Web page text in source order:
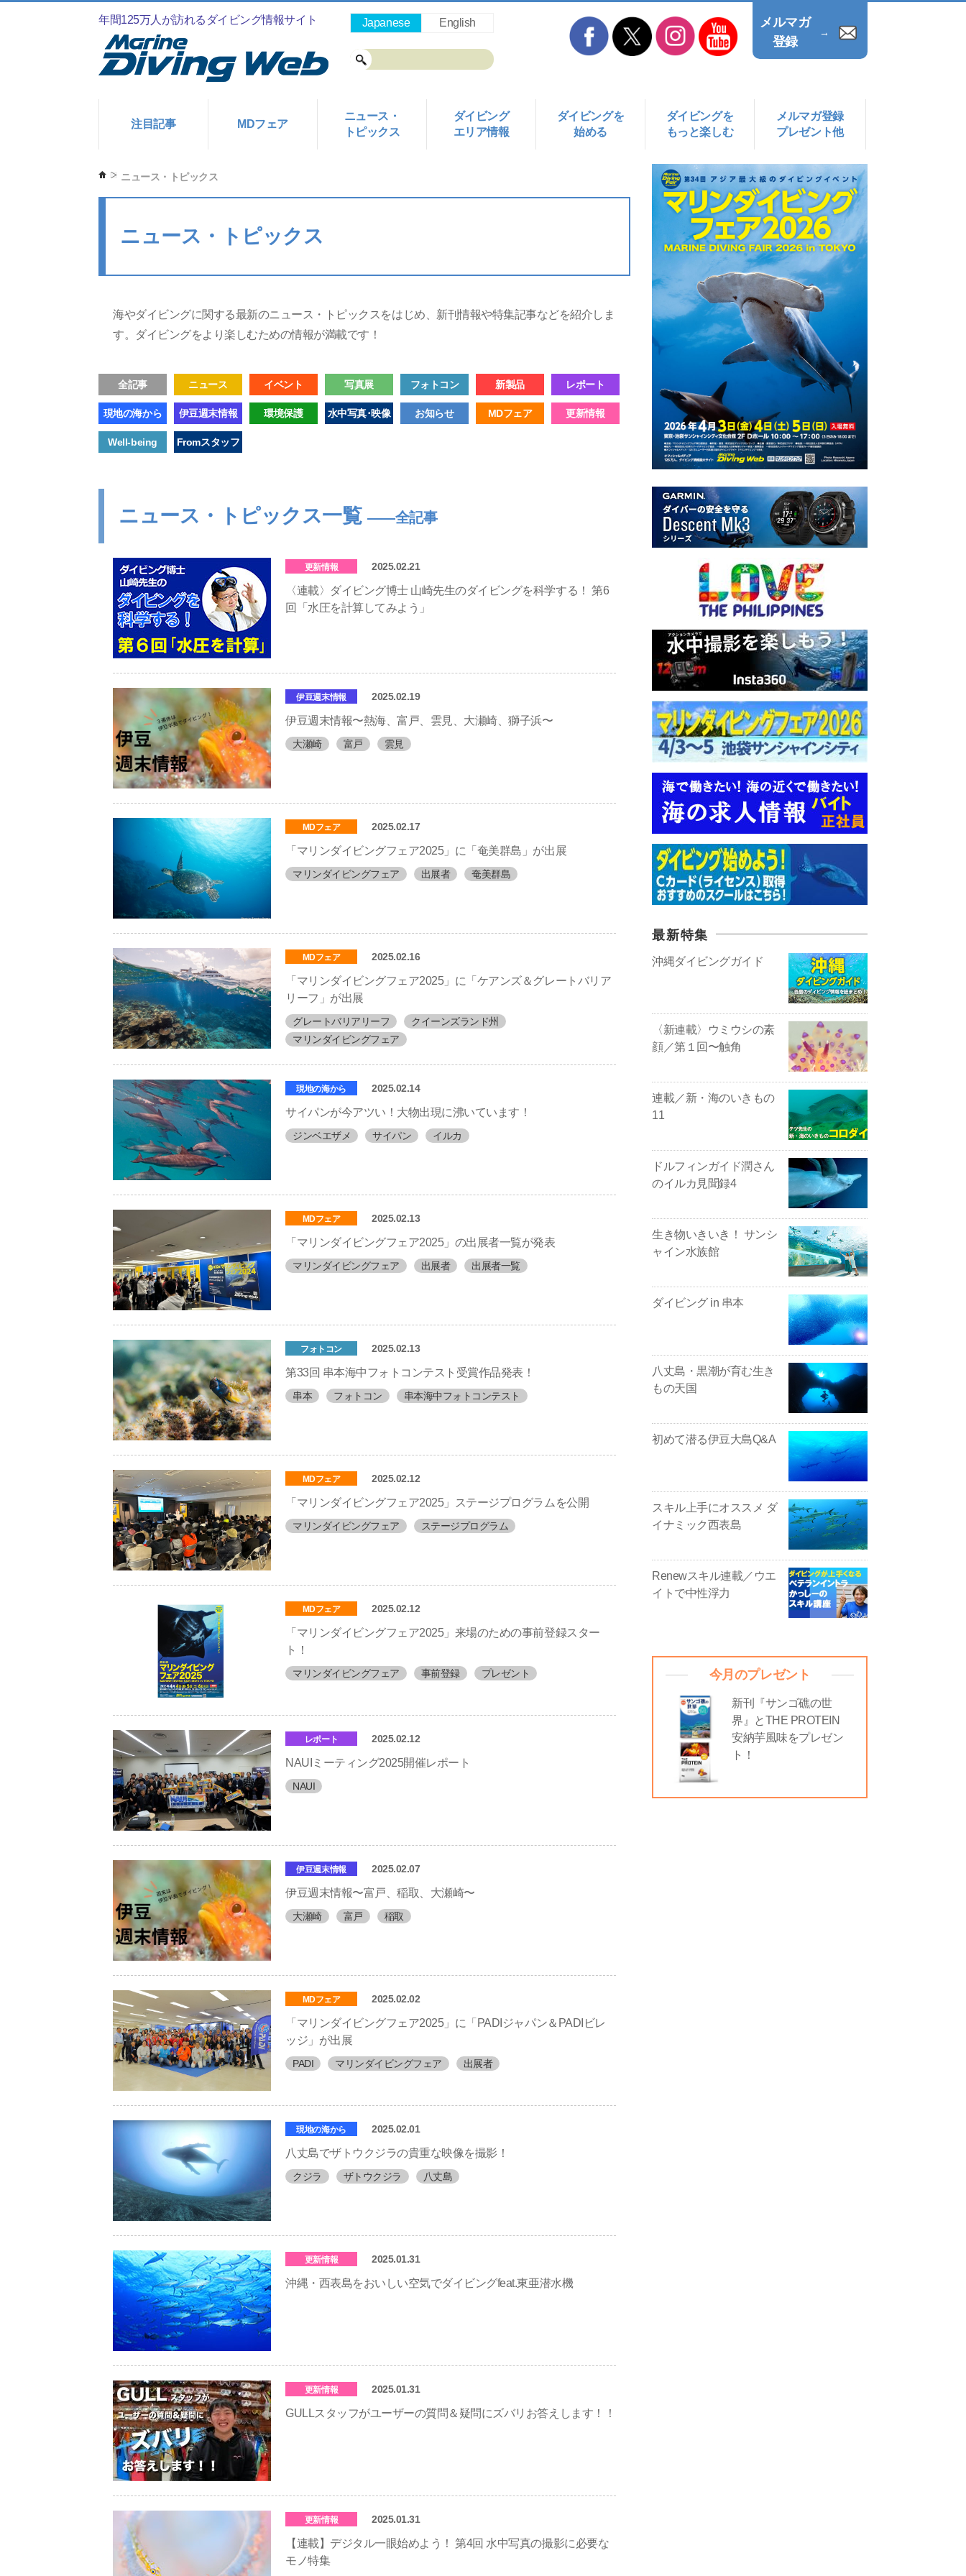
年間125万人が訪れるダイビング情報サイト
注目記事 MDフェア
ニュース・
トピックス
ダイビング
エリア情報
ダイビングを
始める
ダイビングを
もっと楽しむ
メルマガ登録
プレゼント他
メルマガ
登録
→
Japanese English
ニュース・トピックス
ニュース・トピックス
海やダイビングに関する最新のニュース・トピックスをはじめ、新刊情報や特集記事などを紹介しま
す。ダイビングをより楽しむための情報が満載です！
全記事 ニュース イベント 写真展 フォトコン 新製品 レポート
現地の海から 伊豆週末情報 環境保護 水中写真･映像 お知らせ MDフェア 更新情報
Well-being Fromスタッフ
ニュース・トピックス一覧 ――全記事
更新情報 2025.02.21
〈連載〉ダイビング博士 山崎先生のダイビングを科学する！ 第6
回「水圧を計算してみよう」
伊豆週末情報 2025.02.19
伊豆週末情報〜熱海、富戸、雲見、大瀬崎、獅子浜〜
大瀬崎 富戸 雲見
MDフェア 2025.02.17
「マリンダイビングフェア2025」に「奄美群島」が出展
マリンダイビングフェア 出展者 奄美群島
MDフェア 2025.02.16
「マリンダイビングフェア2025」に「ケアンズ＆グレートバリア
リーフ」が出展
グレートバリアリーフ
クイーンズランド州
マリンダイビングフェア
現地の海から 2025.02.14
サイパンが今アツい！大物出現に沸いています！
ジンベエザメ サイパン イルカ
MDフェア 2025.02.13
「マリンダイビングフェア2025」の出展者一覧が発表
マリンダイビングフェア 出展者 出展者一覧
フォトコン 2025.02.13
第33回 串本海中フォトコンテスト受賞作品発表！
串本 フォトコン 串本海中フォトコンテスト
MDフェア 2025.02.12
「マリンダイビングフェア2025」ステージプログラムを公開
マリンダイビングフェア ステージプログラム
MDフェア 2025.02.12
「マリンダイビングフェア2025」来場のための事前登録スター
ト！
マリンダイビングフェア 事前登録 プレゼント
レポート 2025.02.12
NAUIミーティング2025開催レポート
NAUI
伊豆週末情報 2025.02.07
伊豆週末情報〜富戸、稲取、大瀬崎〜
大瀬崎 富戸 稲取
MDフェア 2025.02.02
「マリンダイビングフェア2025」に「PADIジャパン＆PADIビレ
ッジ」が出展
PADI マリンダイビングフェア 出展者
現地の海から 2025.02.01
八丈島でザトウクジラの貴重な映像を撮影！
クジラ ザトウクジラ 八丈島
更新情報 2025.01.31
沖縄・西表島をおいしい空気でダイビングfeat.東亜潜水機
更新情報 2025.01.31
GULLスタッフがユーザーの質問＆疑問にズバリお答えします！！
更新情報 2025.01.31
【連載】デジタル一眼始めよう！ 第4回 水中写真の撮影に必要な
モノ特集
最新特集
沖縄ダイビングガイド
〈新連載〉ウミウシの素
顔／第１回〜触角
連載／新・海のいきもの
11
ドルフィンガイド潤さん
のイルカ見聞録4
生き物いきいき！ サンシ
ャイン水族館
ダイビング in 串本
八丈島・黒潮が育む生き
もの天国
初めて潜る伊豆大島Q&A
スキル上手にオススメ ダ
イナミック西表島
Renewスキル連載／ウエ
イトで中性浮力
今月のプレゼント
新刊『サンゴ礁の世
界』とTHE PROTEIN
安納芋風味をプレゼン
ト！